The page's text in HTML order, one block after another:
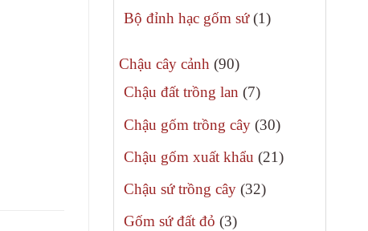
sản
Bộ đỉnh hạc gốm sứ 11
Chậu cây cảnh 9090
sản
Chậu đất trồng lan 77
phẩm
Chậu gốm trồng cây 3030
phẩm
Chậu gốm xuất khẩu 2121
Chậu sứ trồng cây 3232
Gốm sứ đất đỏ 33